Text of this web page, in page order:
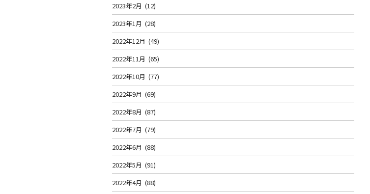
2023年2月 (12)
2023年1月 (28)
2022年12月 (49)
2022年11月 (65)
2022年10月 (77)
2022年9月 (69)
2022年8月 (87)
2022年7月 (79)
2022年6月 (88)
2022年5月 (91)
2022年4月 (88)